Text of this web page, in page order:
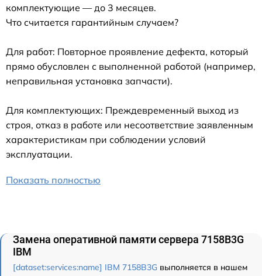
комплектующие — до 3 месяцев.
Что считается гарантийным случаем?
Для работ: Повторное проявление дефекта, который
прямо обусловлен с выполненной работой (например,
неправильная установка запчасти).
Для комплектующих: Преждевременный выход из
строя, отказ в работе или несоответствие заявленным
характеристикам при соблюдении условий
эксплуатации.
Показать полностью
Замена оперативной памяти сервера 7158B3G
IBM
[dataset:services:name] IBM 7158B3G выполняется в нашем